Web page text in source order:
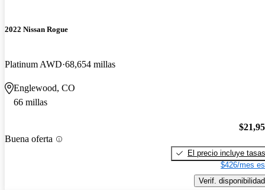
2022 Nissan Rogue
Platinum AWD 68,654 millas
Englewood, CO
66 millas
Buena oferta
El precio incluye tasas
$426/mes
Verif. disponibilidad